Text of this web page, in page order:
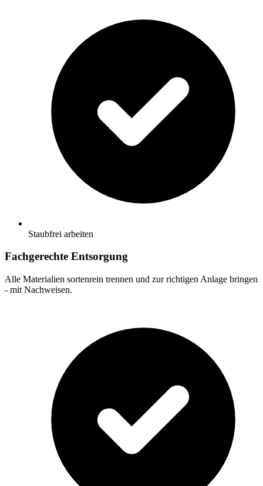
Staubfrei arbeiten
Fachgerechte Entsorgung
Alle Materialien sortenrein trennen und zur richtigen Anlage bringen
- mit Nachweisen.